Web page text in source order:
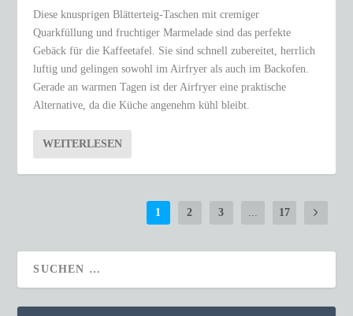
Diese knusprigen Blätterteig-Taschen mit cremiger
Quarkfüllung und fruchtiger Marmelade sind das perfekte
Gebäck für die Kaffeetafel. Sie sind schnell zubereitet, herrlich
luftig und gelingen sowohl im Airfryer als auch im Backofen.
Gerade an warmen Tagen ist der Airfryer eine praktische
Alternative, da die Küche angenehm kühl bleibt.
WEITERLESEN
1 2 3 17